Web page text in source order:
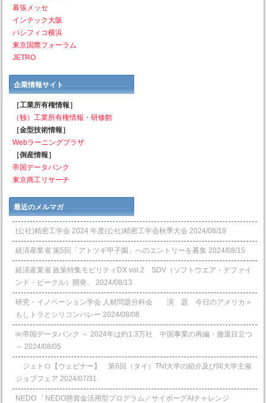
幕張メッセ
インテック大阪
パシフィコ横浜
東京国際フォーラム
JETRO
企業情報サイト
［工業所有権情報］
（独）工業所有権情報・研修館
［金型技術情報］
Webラーニングプラザ
［倒産情報］
帝国データバンク
東京商工リサーチ
最近のメルマガ
(公社)精密工学会 2024 年度(公社)精密工学会秋季大会 2024/08/19
経済産業省 第5回「アトツギ甲子園」へのエントリーを募集 2024/08/15
経済産業省 政策特集モビリティDX vol.2 SDV（ソフトウエア・デファイ
ンド・ビークル）開発、
2024/08/13
研究・イノベーション学会 人材問題分科会 演 題 今日のアメリカ＝
もしトラとシリコンバレー 2024/08/08
㈱帝国データバンク ～ 2024年は約1.3万社 中国事業の再編・撤退目立つ
～ 2024/08/05
ジェトロ【ウェビナー】 第6回（タイ）TNI大学の紹介及び同大学主催
ジョブフェア 2024/07/31
NEDO 「NEDO懸賞⾦活⽤型プログラム／サイボーグAIチャレンジ